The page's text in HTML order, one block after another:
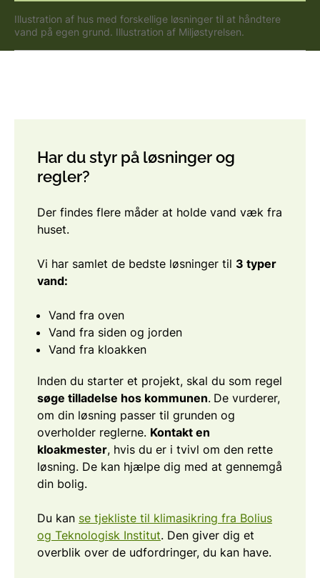
Illustration af hus med forskellige løsninger til at håndtere
vand på egen grund. Illustration af Miljøstyrelsen.
Har du styr på løsninger og
regler?
Der findes flere måder at holde vand væk fra
huset.
Vi har samlet de bedste løsninger til 3 typer
vand:
Vand fra oven
Vand fra siden og jorden
Vand fra kloakken
Inden du starter et projekt, skal du som regel
søge tilladelse hos kommunen. De vurderer,
om din løsning passer til grunden og
overholder reglerne. Kontakt en
kloakmester, hvis du er i tvivl om den rette
løsning. De kan hjælpe dig med at gennemgå
din bolig.
Du kan se tjekliste til klimasikring fra Bolius
og Teknologisk Institut. Den giver dig et
overblik over de udfordringer, du kan have.